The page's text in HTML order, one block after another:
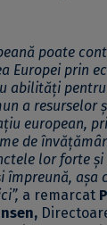
poate
Europei prin
abilități
a resurselor
european,
de
lor forte
împreună, așa
a remarcat